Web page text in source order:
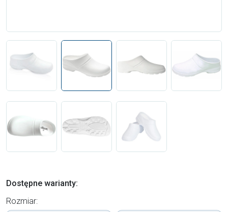
Dostępne warianty:
Rozmiar: